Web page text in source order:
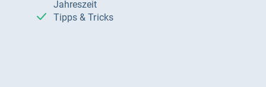
Jahreszeit
Tipps & Tricks